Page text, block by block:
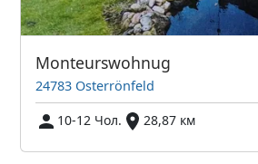
Monteurswohnug
24783 Osterrönfeld
10-12 Чол.
28,87 км